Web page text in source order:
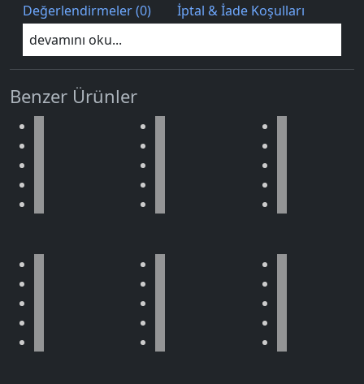
Değerlendirmeler (0)
İptal & İade Koşulları
devamını oku...
Benzer Ürünler